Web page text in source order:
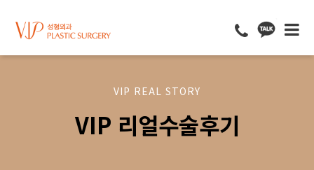
VIP REAL STORY
VIP 리얼수술후기